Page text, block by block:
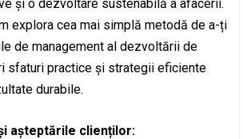
și o dezvoltare sustenabilă a afacerii.
explora cea mai simplă metodă de a-ți
de management al dezvoltării de
sfaturi practice și strategii eficiente
durabile.
așteptările clienților: